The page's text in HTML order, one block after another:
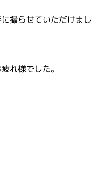
撮らせていただけまし
れ様でした。